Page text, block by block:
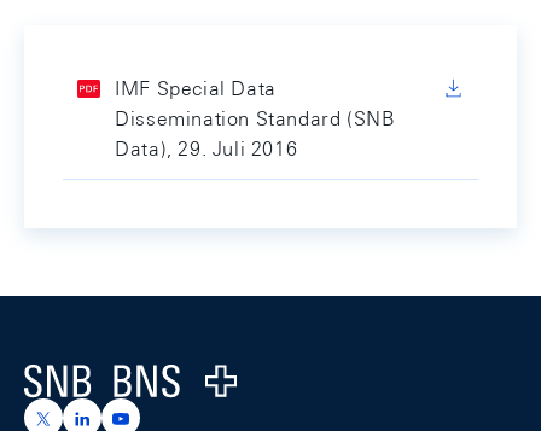
IMF Special Data
Dissemination Standard (SNB
Data), 29. Juli 2016
Logo
https://x.com/snb_bns
https://ch.linkedin.com/company/swiss-national-
https://www.youtube.com/@swissnationalbank